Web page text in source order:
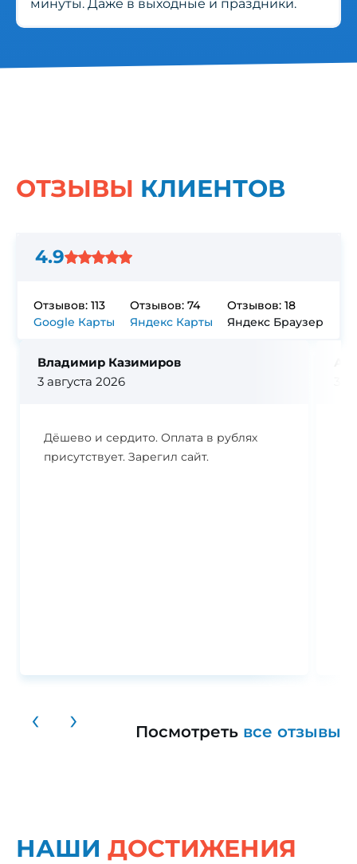
минуты. Даже в выходные и праздники.
ОТЗЫВЫ КЛИЕНТОВ
4.9
Отзывов: 113
Google Карты
Отзывов: 74
Яндекс Карты
Отзывов: 18
Яндекс Браузер
Владимир Казимиров
3 августа 2026
Дёшево и сердито. Оплата в рублях
присутствует. Зарегил сайт.
‹ › Посмотреть все отзывы
НАШИ ДОСТИЖЕНИЯ